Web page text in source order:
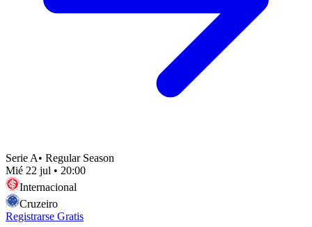
Serie A• Regular Season
Mié 22 jul • 20:00
Internacional
Cruzeiro
Registrarse Gratis